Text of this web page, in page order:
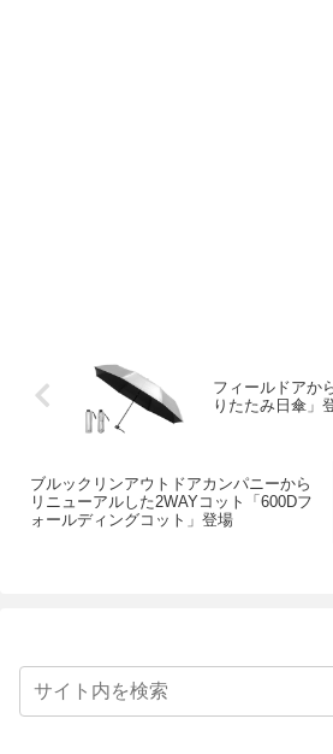
フィールドアか
りたたみ日傘」
ブルックリンアウトドアカンパニーから
リニューアルした2WAYコット「600Dフ
ォールディングコット」登場